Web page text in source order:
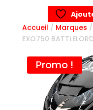
Accueil / Marques /
EXO750
Promo !